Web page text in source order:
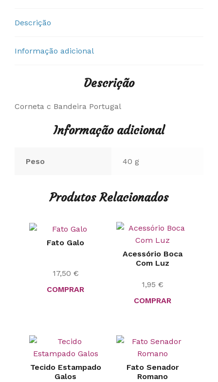
Descrição
Informação adicional
Descrição
Corneta c Bandeira Portugal
Informação adicional
Peso 40 g
Produtos Relacionados
Fato Galo
17,50 €
COMPRAR
Acessório Boca
Com Luz
1,95 €
COMPRAR
Tecido Estampado
Galos
Fato Senador
Romano